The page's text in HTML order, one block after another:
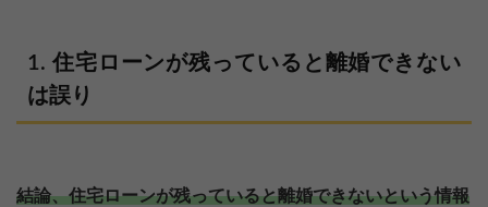
住宅ローンが残っていると離婚できない
は誤り
結論、住宅ローンが残っていると離婚できないという情報